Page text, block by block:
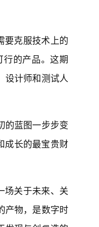
要克服技术上的
的产品。这期
设计师和测试人
的蓝图一步步变
成长的最宝贵财
场关于未来、关
产物，是数字时